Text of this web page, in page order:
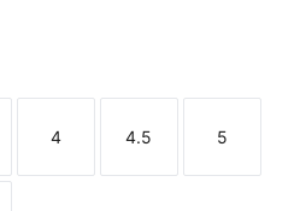
Talla
4
Talla
4.5
Talla
5